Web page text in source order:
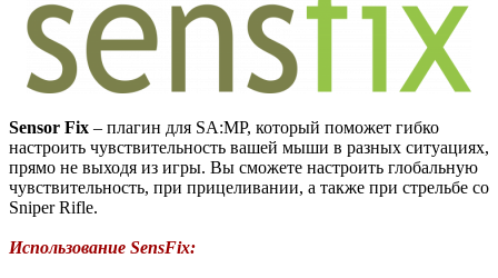
Sensor Fix – плагин для SA:MP, который поможет гибко
настроить чувствительность вашей мыши в разных ситуациях,
прямо не выходя из игры. Вы сможете настроить глобальную
чувствительность, при прицеливании, а также при стрельбе со
Sniper Rifle.
Использование SensFix: